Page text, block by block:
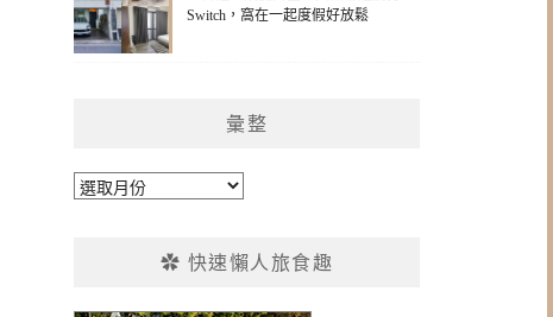
Switch，窩在一起度假好放鬆
彙整
彙
✿ 快速懶人旅食趣